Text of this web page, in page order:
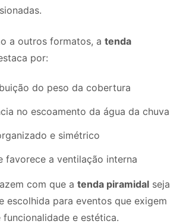
a outros formatos, atenda
por:
do peso da cobertura
no escoamento da água da chuva
e simétrico
favorece a ventilação interna
com que atenda piramidal seja
escolhida para eventos que exigem
e estética.